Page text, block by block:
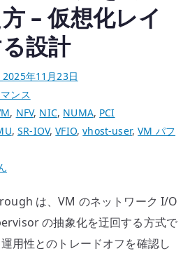
– 仮想化レイ
設計
2025年11月23日
ンス
, NFV, NIC, NUMA, PCI
,SR-IOV,VFIO,vhost-user,VM パフ
は、VM のネットワーク I/O
の抽象化を迂回する方式で
用性とのトレードオフを確認し